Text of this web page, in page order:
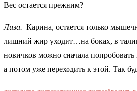
Вес остается прежним?
Лиза. Карина, остается только
лишний жир уходит…на боках, в
новичков можно сначала попробовать
а потом уже переходить к этой. Так